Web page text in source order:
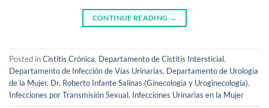
CONTINUE READING →
Posted inCistitis Crónica, Departamento de Cistitis Intersticial,
Departamento de Infección de Vías Urinarias, Departamento de Urología
de la Mujer, Dr. Roberto Infante Salinas (Ginecología y Uroginecología),
Infecciones por Transmisión Sexual, Infecciones Urinarias en la Mujer